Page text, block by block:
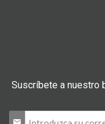
Suscríbete a nuestro